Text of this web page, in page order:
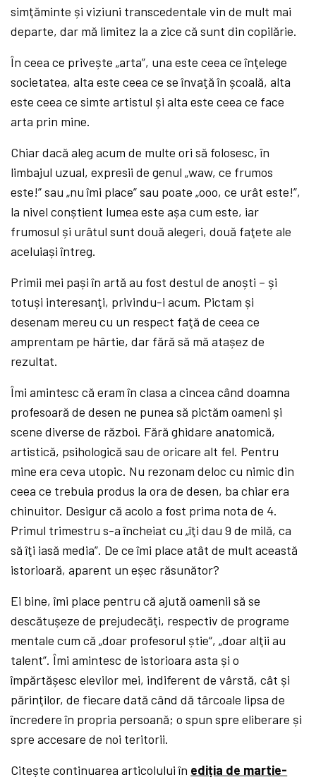
simţăminte și viziuni transcedentale vin de mult mai
departe, dar mă limitez la a zice că sunt din copilărie.
În ceea ce privește „arta”, una este ceea ce înţelege
societatea, alta este ceea ce se învaţă în școală, alta
este ceea ce simte artistul și alta este ceea ce face
arta prin mine.
Chiar dacă aleg acum de multe ori să folosesc, în
limbajul uzual, expresii de genul „waw, ce frumos
este!” sau „nu îmi place” sau poate „ooo, ce urât este!”,
la nivel conștient lumea este așa cum este, iar
frumosul și urâtul sunt două alegeri, două faţete ale
aceluiași întreg.
Primii mei pași în artă au fost destul de anoști – și
totuși interesanţi, privindu-i acum. Pictam și
desenam mereu cu un respect faţă de ceea ce
amprentam pe hârtie, dar fără să mă atașez de
rezultat.
Îmi amintesc că eram în clasa a cincea când doamna
profesoară de desen ne punea să pictăm oameni și
scene diverse de război. Fără ghidare anatomică,
artistică, psihologică sau de oricare alt fel. Pentru
mine era ceva utopic. Nu rezonam deloc cu nimic din
ceea ce trebuia produs la ora de desen, ba chiar era
chinuitor. Desigur că acolo a fost prima nota de 4.
Primul trimestru s-a încheiat cu „îţi dau 9 de milă, ca
să îţi iasă media”. De ce îmi place atât de mult această
istorioară, aparent un eșec răsunător?
Ei bine, îmi place pentru că ajută oamenii să se
descătușeze de prejudecăţi, respectiv de programe
mentale cum că „doar profesorul știe“, „doar alţii au
talent”. Îmi amintesc de istorioara asta și o
împărtășesc elevilor mei, indiferent de vârstă, cât și
părinţilor, de fiecare dată când dă târcoale lipsa de
încredere în propria persoană; o spun spre eliberare și
spre accesare de noi teritorii.
Citește continuarea articolului în ediția de martie-